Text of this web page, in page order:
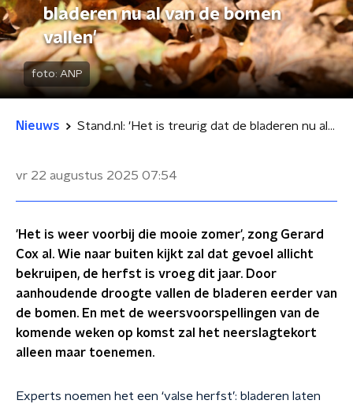
bladeren nu al van de bomen
vallen'
foto: ANP
Nieuws Stand.nl: 'Het is treurig dat de bladeren nu al van de bomen vallen'
vr 22 augustus 2025 07:54
'Het is weer voorbij die mooie zomer', zong Gerard
Cox al. Wie naar buiten kijkt zal dat gevoel allicht
bekruipen, de herfst is vroeg dit jaar. Door
aanhoudende droogte vallen de bladeren eerder van
de bomen. En met de weersvoorspellingen van de
komende weken op komst zal het neerslagtekort
alleen maar toenemen.
Experts noemen het een ‘valse herfst’: bladeren laten